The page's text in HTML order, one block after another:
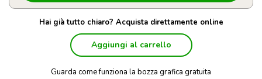
Hai già tutto chiaro? Acquista direttamente online
Aggiungi al carrello
Guarda come funziona la bozza grafica gratuita